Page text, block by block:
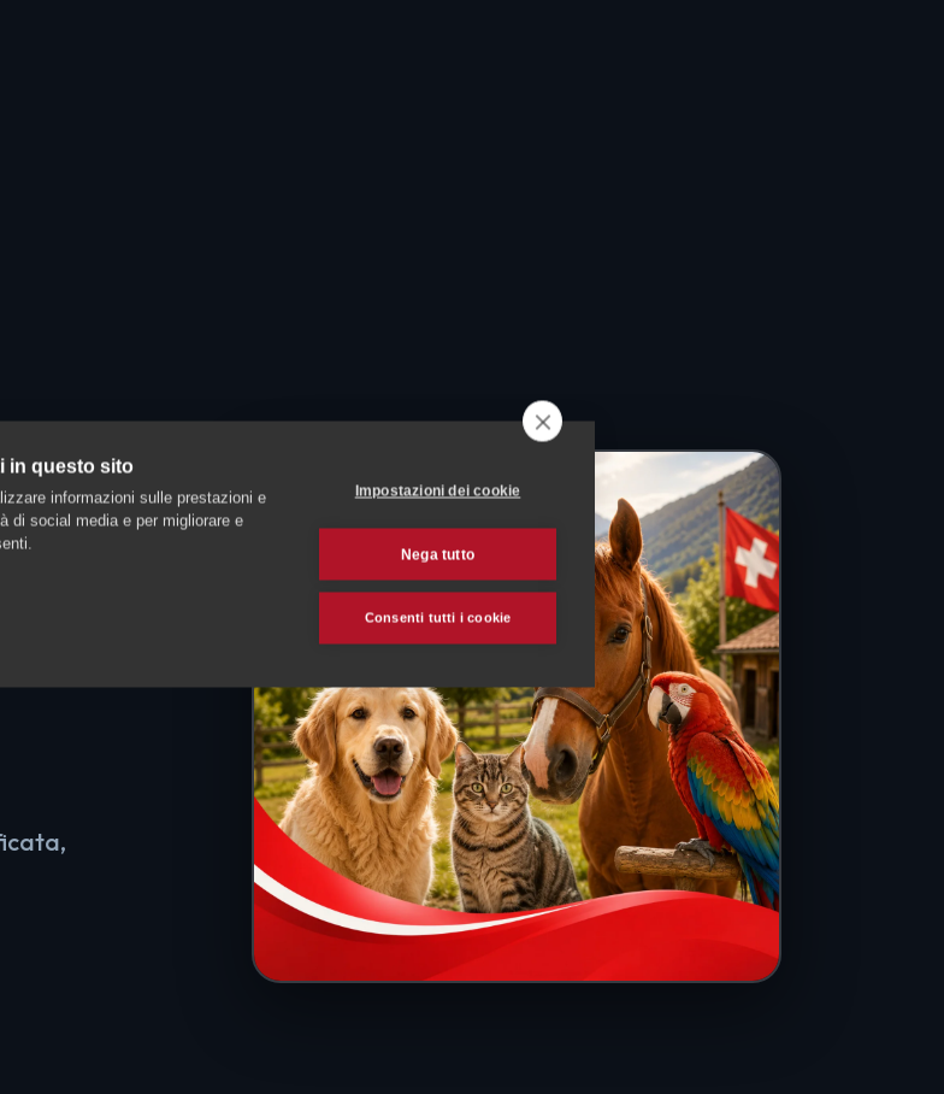
in questo sito
informazioni sulle prestazioni e
di social media e per migliorare e
Impostazioni dei cookie
Nega tutto
Consenti tutti i cookie